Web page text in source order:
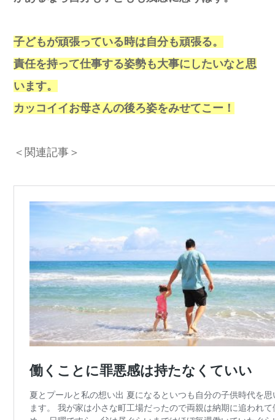
子どもが頑張っている時は自分も頑張る。
責任を持って仕事する姿勢も大事にしたいなと思
います。
カッコイイお母さんの後ろ姿をみせてこー！
＜関連記事＞